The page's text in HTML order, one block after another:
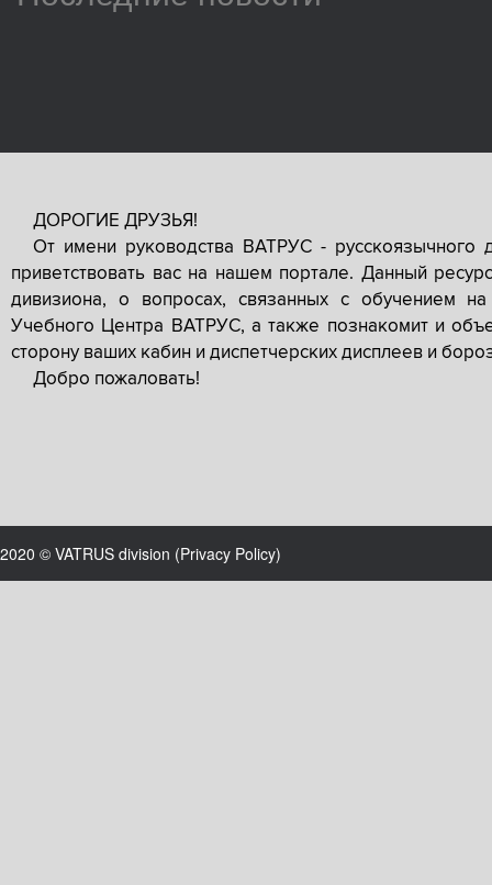
ДОРОГИЕ ДРУЗЬЯ!
От имени руководства ВАТРУС -
приветствовать вас на нашем портале. Данный
дивизиона, о вопросах, связанных с обучением
Учебного Центра ВАТРУС, а также познакомит и
сторону ваших кабин и диспетчерских дисплеев и
Добро пожаловать!
2020 © VATRUS division (Privacy Policy)